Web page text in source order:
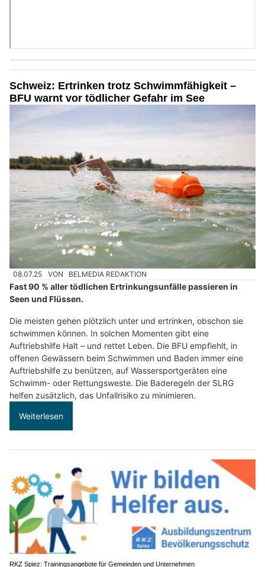
Schweiz: Ertrinken trotz Schwimmfähigkeit –
BFU warnt vor tödlicher Gefahr im See
08.07.25 VON BELMEDIA REDAKTION
Fast 90 % aller tödlichen Ertrinkungsunfälle passieren in
Seen und Flüssen.
Die meisten gehen plötzlich unter und ertrinken, obschon sie
schwimmen können. In solchen Momenten gibt eine
Auftriebshilfe Halt – und rettet Leben. Die BFU empfiehlt, in
offenen Gewässern beim Schwimmen und Baden immer eine
Auftriebshilfe zu benützen, auf Wassersportgeräten eine
Schwimm- oder Rettungsweste. Die Baderegeln der SLRG
helfen zusätzlich, das Unfallrisiko zu minimieren.
Weiterlesen
RKZ Spiez: Trainingsangebote für Gemeinden und Unternehmen